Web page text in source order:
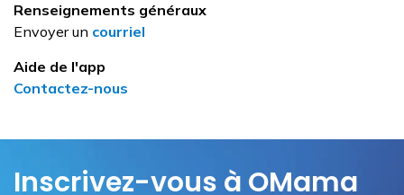
Renseignements généraux
Envoyer un courriel
Aide de l'app
Contactez-nous
Inscrivez-vous à OMama